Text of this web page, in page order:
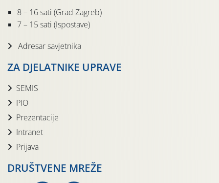
8 – 16 sati (Grad Zagreb)
7 – 15 sati (Ispostave)
Adresar savjetnika
ZA DJELATNIKE UPRAVE
SEMIS
PIO
Prezentacije
Intranet
Prijava
DRUŠTVENE MREŽE